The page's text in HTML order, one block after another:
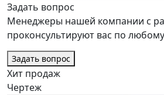
Задать вопрос
Менеджеры нашей компании с
проконсультируют вас по
Задать вопрос
Хит продаж
Чертеж